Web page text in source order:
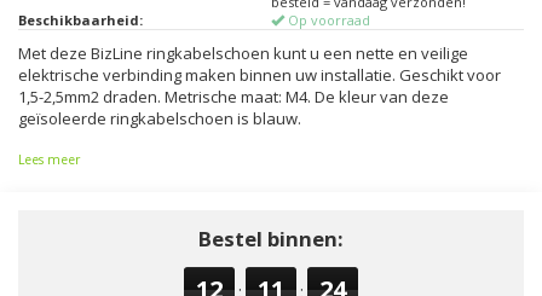
Beschikbaarheid:
Op voorraad
Met deze BizLine ringkabelschoen kunt u een nette en veilige
elektrische verbinding maken binnen uw installatie. Geschikt voor
1,5-2,5mm2 draden. Metrische maat: M4. De kleur van deze
geïsoleerde ringkabelschoen is blauw.
Lees meer
Bestel binnen:
12 11 24